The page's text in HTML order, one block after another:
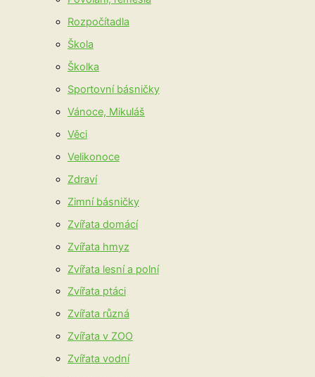
Rozpočítadla
Škola
Školka
Sportovní básničky
Vánoce, Mikuláš
Věci
Velikonoce
Zdraví
Zimní básničky
Zvířata domácí
Zvířata hmyz
Zvířata lesní a polní
Zvířata ptáci
Zvířata různá
Zvířata v ZOO
Zvířata vodní